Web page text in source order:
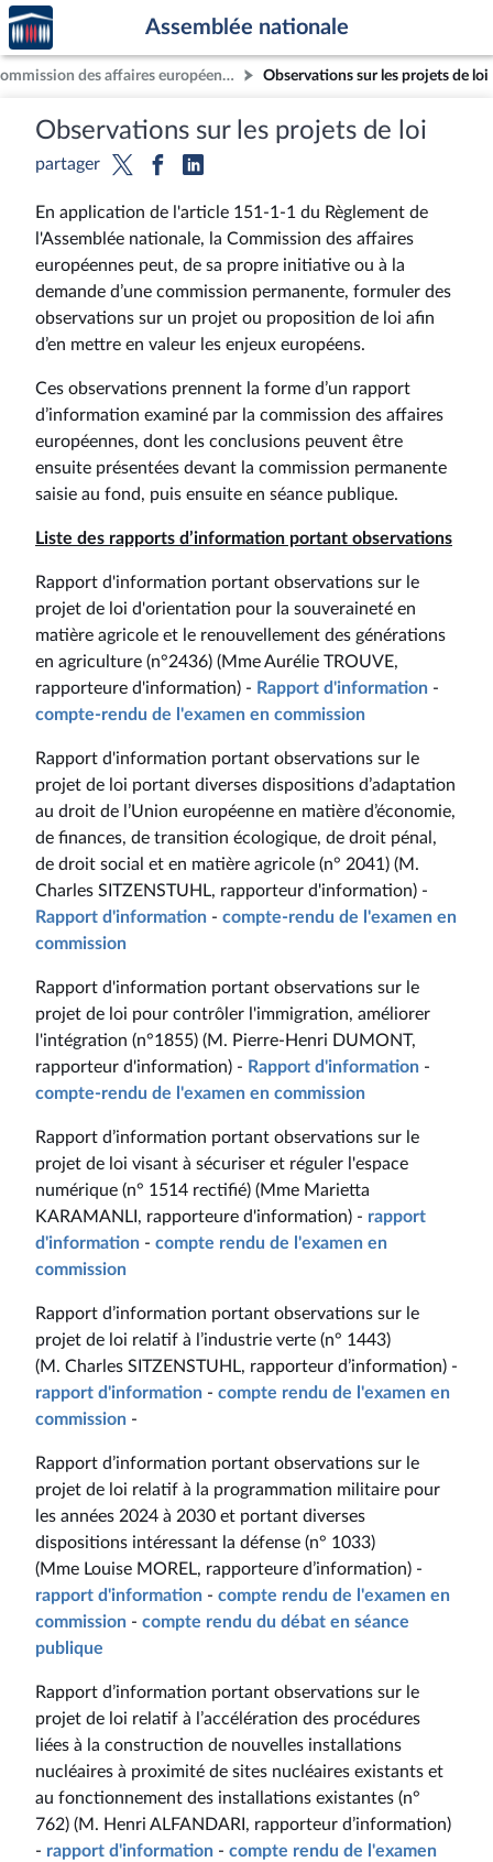
Aller au contenu
Aller en bas de la page
Accèder
à la
page
d'accueil
Assemblée nationale
Commission des affaires européennes Observations sur les projets de loi
Observations sur les projets de loi
partager
En application de l'article 151-1-1 du Règlement de
l'Assemblée nationale, la Commission des affaires
européennes peut, de sa propre initiative ou à la
demande d’une commission permanente, formuler des
observations sur un projet ou proposition de loi afin
d’en mettre en valeur les enjeux européens.
Ces observations prennent la forme d’un rapport
d’information examiné par la commission des affaires
européennes, dont les conclusions peuvent être
ensuite présentées devant la commission permanente
saisie au fond, puis ensuite en séance publique.
Liste des rapports d’information portant observations
Rapport d'information portant observations sur le
projet de loi d'orientation pour la souveraineté en
matière agricole et le renouvellement des générations
en agriculture (n°2436) (Mme Aurélie TROUVE,
rapporteure d'information) - Rapport d'information -
compte-rendu de l'examen en commission
Rapport d'information portant observations sur le
projet de loi portant diverses dispositions d’adaptation
au droit de l’Union européenne en matière d’économie,
de finances, de transition écologique, de droit pénal,
de droit social et en matière agricole (n° 2041) (M.
Charles SITZENSTUHL, rapporteur d'information) -
Rapport d'information - compte-rendu de l'examen en
commission
Rapport d'information portant observations sur le
projet de loi pour contrôler l'immigration, améliorer
l'intégration (n°1855) (M. Pierre-Henri DUMONT,
rapporteur d'information) - Rapport d'information -
compte-rendu de l'examen en commission
Rapport d’information portant observations sur le
projet de loi visant à sécuriser et réguler l'espace
numérique (n° 1514 rectifié) (Mme Marietta
KARAMANLI, rapporteure d'information) - rapport
d'information - compte rendu de l'examen en
commission
Rapport d’information portant observations sur le
projet de loi relatif à l’industrie verte (n° 1443)
(M. Charles SITZENSTUHL, rapporteur d’information) -
rapport d'information - compte rendu de l'examen en
commission -
Rapport d’information portant observations sur le
projet de loi relatif à la programmation militaire pour
les années 2024 à 2030 et portant diverses
dispositions intéressant la défense (n° 1033)
(Mme Louise MOREL, rapporteure d’information) -
rapport d'information - compte rendu de l'examen en
commission - compte rendu du débat en séance
publique
Rapport d’information portant observations sur le
projet de loi relatif à l’accélération des procédures
liées à la construction de nouvelles installations
nucléaires à proximité de sites nucléaires existants et
au fonctionnement des installations existantes (n°
762) (M. Henri ALFANDARI, rapporteur d’information)
- rapport d'information - compte rendu de l'examen